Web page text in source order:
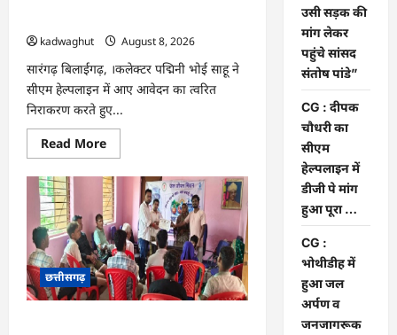
टेंडर
बाद
उसी
सड़क
की
मांग
लेकर
पहुंचे
सांसद
पांडे”
kadwaghut
August 8, 2026
सारंगढ़ बिलाईगढ़, ।कलेक्टर पद्मिनी भोई साहू ने
सीएम हेल्पलाइन में आए आवेदन का त्वरित
निराकरण करते हुए...
Read MoreRead
more
CG
:
दीपक
चौधरी
का
सीएम
हेल्पलाइन
में
डीजी
पे
मांग
छत्तीसगढ़
उसी सड़क की
मांग लेकर
पहुंचे सांसद
संतोष पांडे”
CG : दीपक
चौधरी का
सीएम
हेल्पलाइन में
डीजी पे मांग
हुआ पूरा …
CG :
भोथीडीह में
हुआ जल
अर्पण व
जनजागरूक